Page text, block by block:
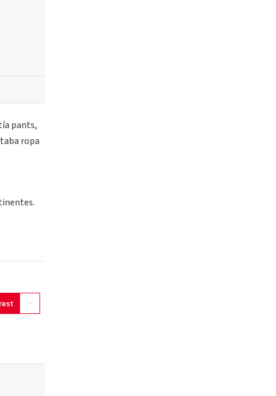
pants,
ropa